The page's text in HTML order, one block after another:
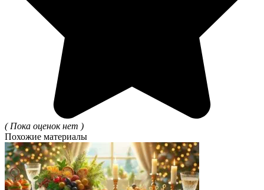
( Пока оценок нет )
Похожие материалы